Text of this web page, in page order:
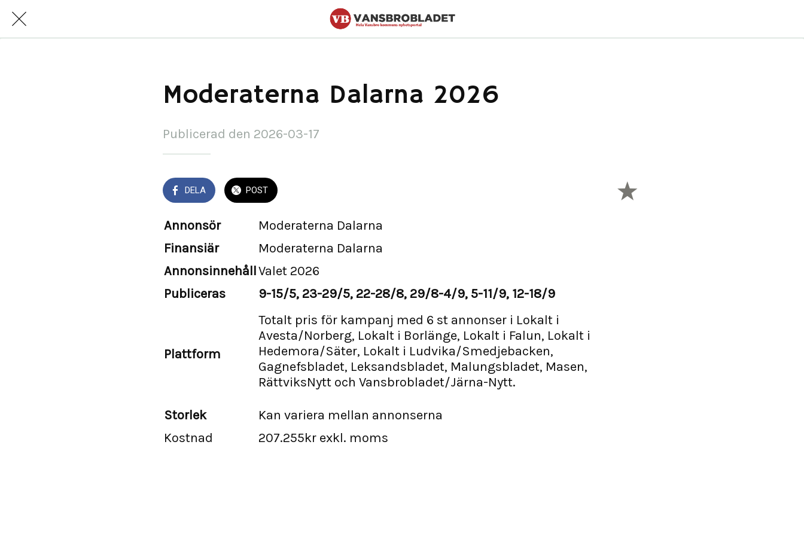
Moderaterna Dalarna 2026
Publicerad den 2026-03-17
DELA POST
Annonsör
Moderaterna Dalarna
Finansiär
Moderaterna Dalarna
AnnonsinnehållValet 2026
Publiceras
9-15/5, 23-29/5, 22-28/8, 29/8-4/9, 5-11/9, 12-18/9
Plattform
Totalt pris för kampanj med 6 st annonser i Lokalt i
Avesta/Norberg, Lokalt i Borlänge, Lokalt i Falun, Lokalt i
Hedemora/Säter, Lokalt i Ludvika/Smedjebacken,
Gagnefsbladet, Leksandsbladet, Malungsbladet, Masen,
RättviksNytt och Vansbrobladet/Järna-Nytt.
Storlek
Kan variera mellan annonserna
Kostnad
207.255kr exkl. moms